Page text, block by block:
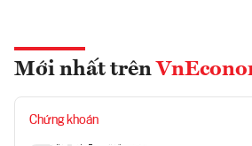
Mới nhất trên
Chứng khoán